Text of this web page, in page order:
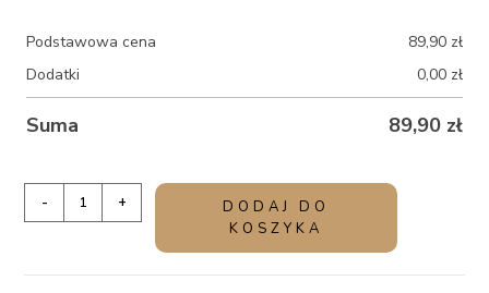
Podstawowa cena 89,90 zł
Dodatki
0,00 zł
Suma 89,90 zł
Książka
- +
DODAJ DO
KOSZYKA